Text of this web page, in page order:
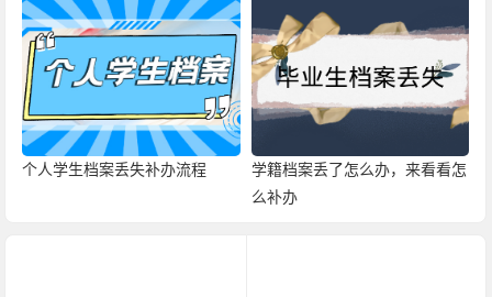
个人学生档案丢失补办流程
学籍档案丢了怎么办，来看看怎
么补办